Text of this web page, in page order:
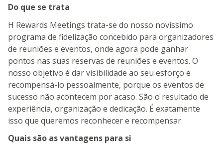
Do que se trata
H Rewards Meetings trata-se do nosso novíssimo
programa de fidelização concebido para organizadores
de reuniões e eventos, onde agora pode ganhar
pontos nas suas reservas de reuniões e eventos. O
nosso objetivo é dar visibilidade ao seu esforço e
recompensá-lo pessoalmente, porque os eventos de
sucesso não acontecem por acaso. São o resultado de
experiência, organização e dedicação. É exatamente
isso que queremos reconhecer e recompensar.
Quais são as vantagens para si